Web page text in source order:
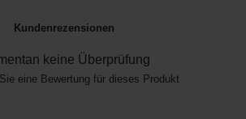
Kundenrezensionen
keine Überprüfung
eine Bewertung für dieses Produkt